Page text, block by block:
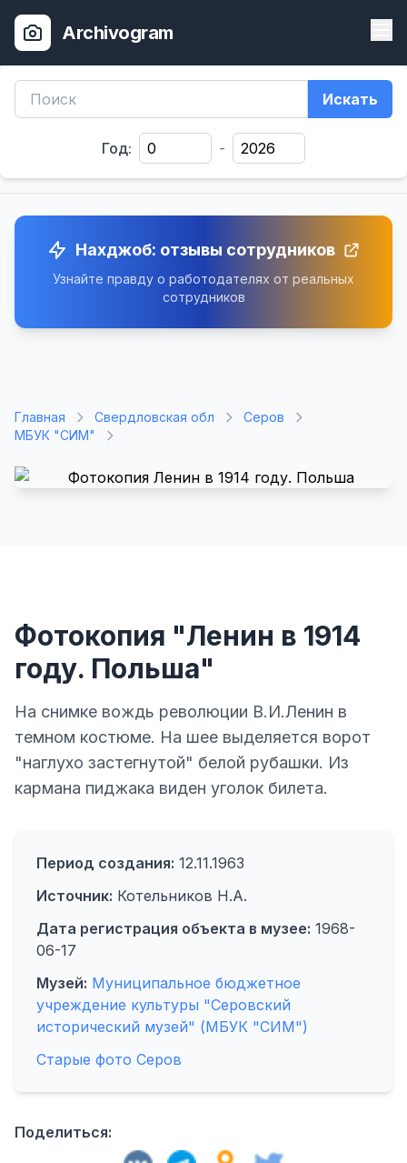
Archivogram
Искать
Год: -
Нахджоб: отзывы сотрудников
Узнайте правду о работодателях от реальных
сотрудников
Главная Свердловская обл
Серов
МБУК "СИМ"
Фотокопия "Ленин в 1914
году. Польша"
На снимке вождь революции В.И.Ленин в
темном костюме. На шее выделяется ворот
"наглухо застегнутой" белой рубашки. Из
кармана пиджака виден уголок билета.
Период создания: 12.11.1963
Источник: Котельников Н.А.
Дата регистрация объекта в музее: 1968-
06-17
Музей: Муниципальное бюджетное
учреждение культуры "Серовский
исторический музей" (МБУК "СИМ")
Старые фото Серов
Поделиться: